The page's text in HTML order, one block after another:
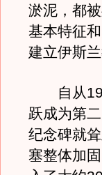
淤泥，都
基本特征
建立伊斯兰
自从
跃成为第
纪念碑就
塞整体加